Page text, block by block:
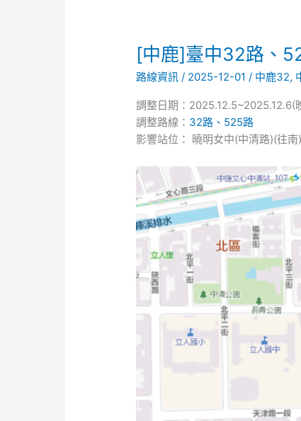
[中鹿]臺中32路、
路線資訊 / 2025-12-01/ 中鹿32,
調整日期：2025.12.5~2025.12.6(
調整路線： 32路、 525路
影響站位： 曉明女中(中清路)(往
[中
鹿]
臺
中
32
路、
路
因
施
工
取
停
部